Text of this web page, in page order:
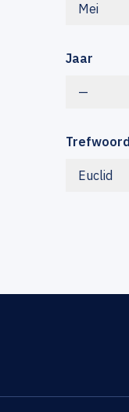
Mei
Jaar
—
Trefwoord
Euclid